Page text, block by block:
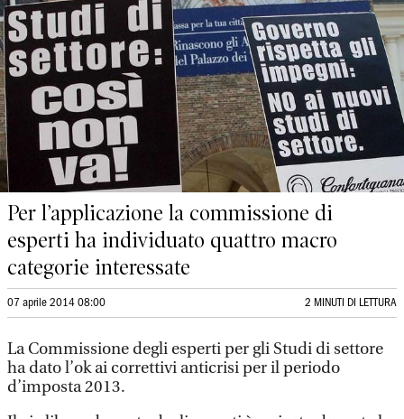
Per l’applicazione la commissione di
esperti ha individuato quattro macro
categorie interessate
07 aprile 2014 08:00 2 MINUTI DI LETTURA
La Commissione degli esperti per gli Studi di settore
ha dato l’ok ai correttivi anticrisi per il periodo
d’imposta 2013.